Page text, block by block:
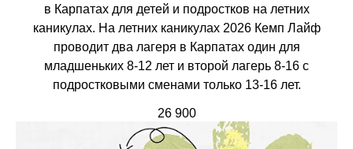
в Карпатах для детей и подростков на летних
каникулах. На летних каникулах 2026 Кемп Лайф
проводит два лагеря в Карпатах один для
младшеньких 8-12 лет и второй лагерь 8-16 с
подростковыми сменами только 13-16 лет.
26 900